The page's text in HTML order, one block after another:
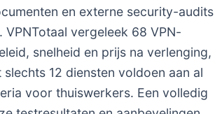
en externe security-audits
VPNTotaal vergeleek 68 VPN-
snelheid en prijs na verlenging,
12 diensten voldoen aan al
voor thuiswerkers. Een volledig